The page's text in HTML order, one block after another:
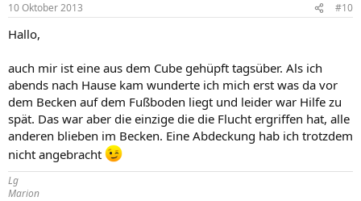
10 Oktober 2013 #10
Hallo,
auch mir ist eine aus dem Cube gehüpft tagsüber. Als ich
abends nach Hause kam wunderte ich mich erst was da vor
dem Becken auf dem Fußboden liegt und leider war Hilfe zu
spät. Das war aber die einzige die die Flucht ergriffen hat, alle
anderen blieben im Becken. Eine Abdeckung hab ich trotzdem
nicht angebracht
Lg
Marion